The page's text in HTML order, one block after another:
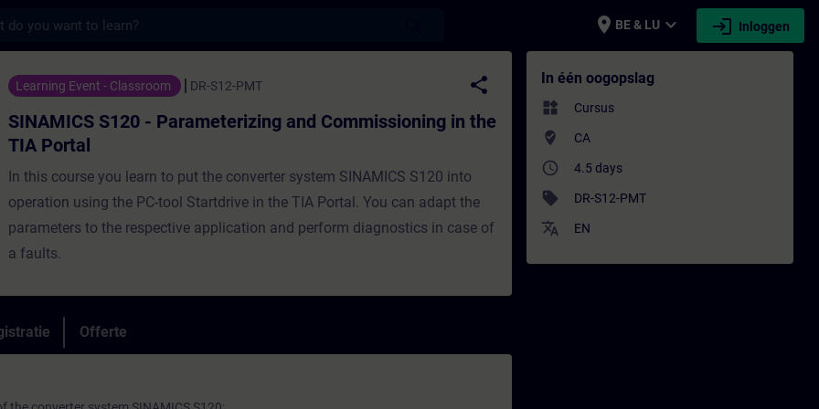
place BE & LU expand_more login Inloggen
- Parameterizing and Commissioning in the TIA Portal - Training - Opleiding -
Learning Event - Classroom DR-S12-PMT
share
SINAMICS S120 - Parameterizing and Commissioning in the
TIA Portal
In this course you learn to put the converter system SINAMICS S120 into
operation using the PC-tool Startdrive in the TIA Portal. You can adapt the
parameters to the respective application and perform diagnostics in case of
a faults.
Offerte
In één oogopslag
widgets Cursus
where_to_vote CA
access_time 4.5 days
sell DR-S12-PMT
translate EN